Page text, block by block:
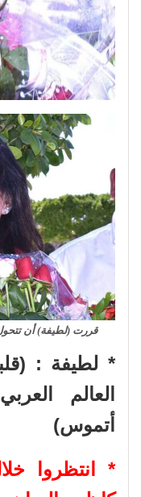
قررت (لطيفة) أن
* لطيفة :
العالم
أتموس)
* انتظروا